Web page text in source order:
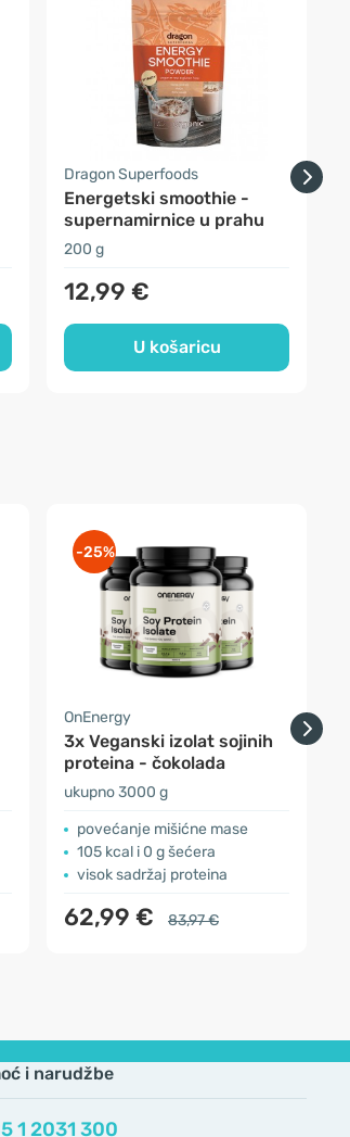
Dragon Superfoods
Energetski smoothie -
supernamirnice u prahu
200 g
12,99 €
U košaricu
-25%
OnEnergy
3x Veganski izolat sojinih
proteina - čokolada
ukupno 3000 g
povećanje mišićne mase
105 kcal i 0 g šećera
visok sadržaj proteina
62,99 € 83,97 €
i narudžbe
1 2031 300